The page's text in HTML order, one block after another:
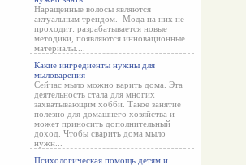
Наращенные волосы являются
актуальным трендом. Мода на них не
проходит: разрабатывается новые
методики, появляются инновационные
материалы....
Какие ингредиенты нужны для
мыловарения
Сейчас мыло можно варить дома. Эта
деятельность стала для многих
захватывающим хобби. Такое занятие
полезно для домашнего хозяйства и
может приносить дополнительный
доход. Чтобы сварить дома мыло
нужн...
Психологическая помощь детям и